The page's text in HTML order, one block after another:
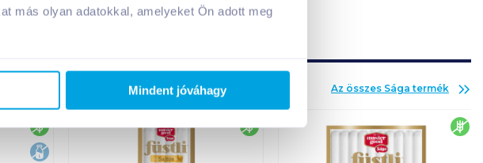
más olyan adatokkal, amelyeket Ön adott meg
Mindent jóváhagy Az összes Sága termék
gluténmentes
laktózmentes
gluténmentes